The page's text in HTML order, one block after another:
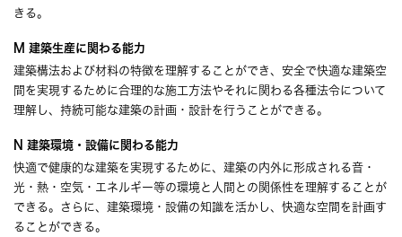
きる。
M 建築生産に関わる能力
建築構法および材料の特徴を理解することができ、安全で快適な建築空
間を実現するために合理的な施工方法やそれに関わる各種法令について
理解し、持続可能な建築の計画・設計を行うことができる。
N 建築環境・設備に関わる能力
快適で健康的な建築を実現するために、建築の内外に形成される音・
光・熱・空気・エネルギー等の環境と人間との関係性を理解することが
できる。さらに、建築環境・設備の知識を活かし、快適な空間を計画す
ることができる。